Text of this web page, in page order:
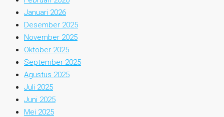
Januari 2026
Desember 2025
November 2025
Oktober 2025
September 2025
Agustus 2025
Juli 2025
Juni 2025
Mei 2025